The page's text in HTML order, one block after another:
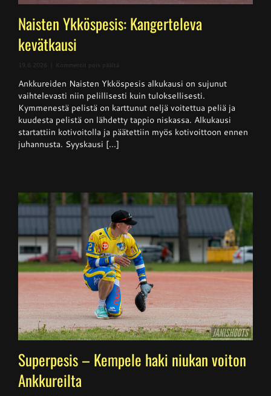
Naisten Ykköspesis: Kangerteleva
kevätkausi
19.6.2026 Kommentit pois päältä
Ykköspesis:
Kangerteleva
kevätkausi
Ankkureiden Naisten Ykköspesis alkukausi on sujunut
vaihtelevasti niin pelillisesti kuin tuloksellisesti.
Kymmenestä pelistä on karttunut neljä voitettua peliä ja
kuudesta pelistä on lähdetty tappio niskassa. Alkukausi
startattiin kotivoitolla ja päätettiin myös kotivoittoon ennen
juhannusta. Syyskausi [...]
Superpesis – Kempele haki niukan voiton
Ankkureilta